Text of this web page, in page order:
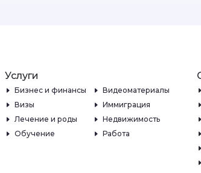
Услуги
Бизнес и финансы
Видеоматериалы
Визы
Иммиграция
Лечение и роды
Недвижимость
Обучение
Работа